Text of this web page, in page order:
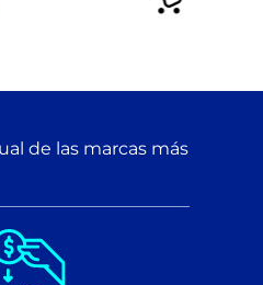
de las marcas más